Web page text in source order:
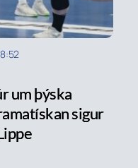
um þýska
sigur